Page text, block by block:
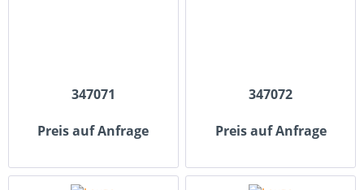
347071
Preis auf Anfrage
347072
Preis auf Anfrage